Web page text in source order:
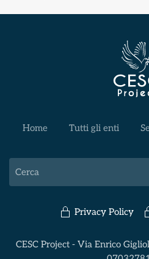
Home Tutti gli enti
Privacy Policy
CESC Project - Via Enrico